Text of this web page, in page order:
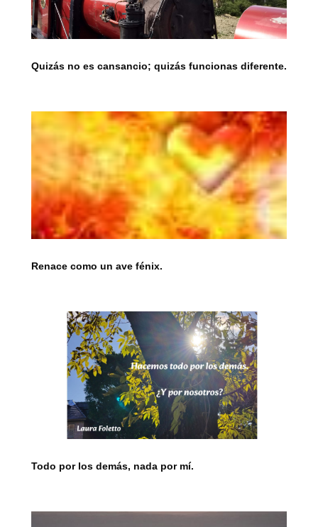
Quizás no es cansancio; quizás funcionas diferente.
Renace como un ave fénix.
Todo por los demás, nada por mí.